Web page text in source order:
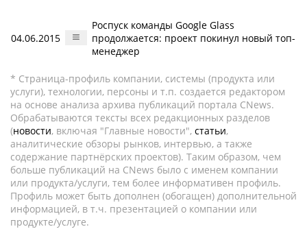
04.06.2015
Роспуск команды Google Glass
продолжается: проект покинул новый топ-
менеджер
* Страница-профиль компании, системы (продукта или
услуги), технологии, персоны и т.п. создается редактором
на основе анализа архива публикаций портала CNews.
Обрабатываются тексты всех редакционных разделов
(новости, включая "Главные новости", статьи,
аналитические обзоры рынков, интервью, а также
содержание партнёрских проектов). Таким образом, чем
больше публикаций на CNews было с именем компании
или продукта/услуги, тем более информативен профиль.
Профиль может быть дополнен (обогащен) дополнительной
информацией, в т.ч. презентацией о компании или
продукте/услуге.